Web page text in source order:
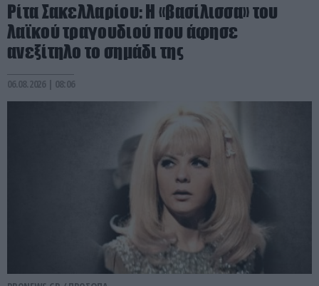
Ρίτα Σακελλαρίου: Η «βασίλισσα» του
λαϊκού τραγουδιού που άφησε
ανεξίτηλο το σημάδι της
06.08.2026 | 08:06